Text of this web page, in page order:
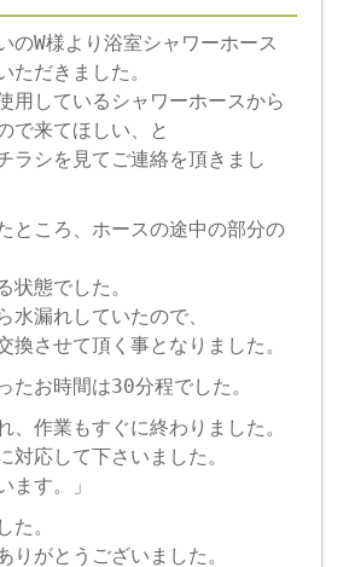
のW様より浴室シャワーホース
ただきました。
用しているシャワーホースから
で来てほしい、と
ラシを見てご連絡を頂きまし
ところ、ホースの途中の部分の
状態でした。
水漏れしていたので、
換させて頂く事となりました。
たお時間は30分程でした。
、作業もすぐに終わりました。
対応して下さいました。
ます。」
た。
りがとうございました。